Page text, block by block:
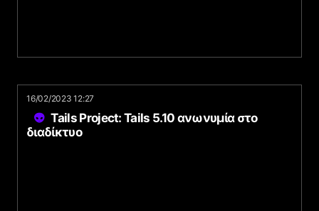
16/02/2023 12:27
Tails Project: Tails 5.10 ανωνυμία στο
διαδίκτυο